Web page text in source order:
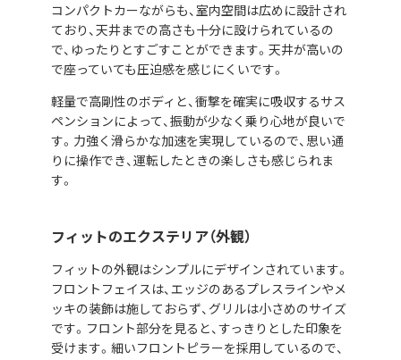
コンパクトカーながらも、室内空間は広めに設計され
ており、天井までの高さも十分に設けられているの
で、ゆったりとすごすことができます。天井が高いの
で座っていても圧迫感を感じにくいです。
軽量で高剛性のボディと、衝撃を確実に吸収するサス
ペンションによって、振動が少なく乗り心地が良いで
す。力強く滑らかな加速を実現しているので、思い通
りに操作でき、運転したときの楽しさも感じられま
す。
フィットのエクステリア（外観）
フィットの外観はシンプルにデザインされています。
フロントフェイスは、エッジのあるプレスラインやメ
ッキの装飾は施しておらず、グリルは小さめのサイズ
です。フロント部分を見ると、すっきりとした印象を
受けます。細いフロントピラーを採用しているので、